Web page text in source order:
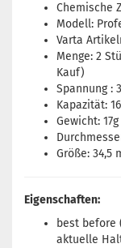
Chemische
Modell:
Varta
Menge: 2
Kauf)
Spannung :
Kapazität:
Gewicht: 17g
Größe: 34,5
Eigenschaften:
best before
aktuelle